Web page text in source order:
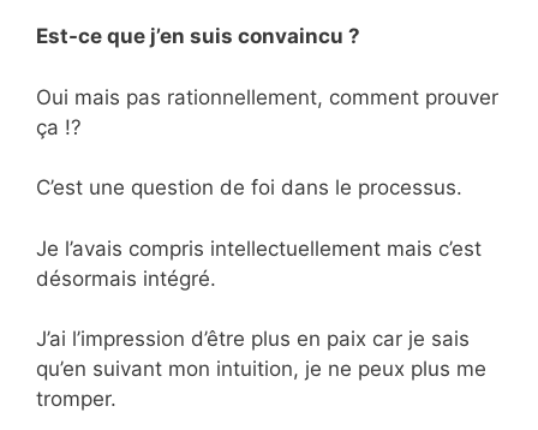
Est-ce que j’en suis convaincu ?
Oui mais pas rationnellement, comment prouver
ça !?
C’est une question de foi dans le processus.
Je l’avais compris intellectuellement mais c’est
désormais intégré.
J’ai l’impression d’être plus en paix car je sais
qu’en suivant mon intuition, je ne peux plus me
tromper.